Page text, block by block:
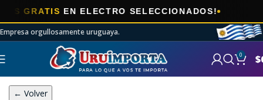
EN ELECTRO SELECCIONADOS!
Empresa orgullosamente uruguaya.
0 $
← Volver